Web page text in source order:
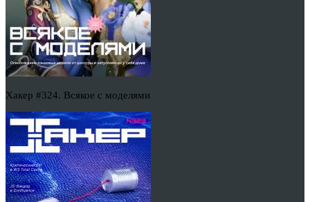
Хакер #324. Всякое с моделями